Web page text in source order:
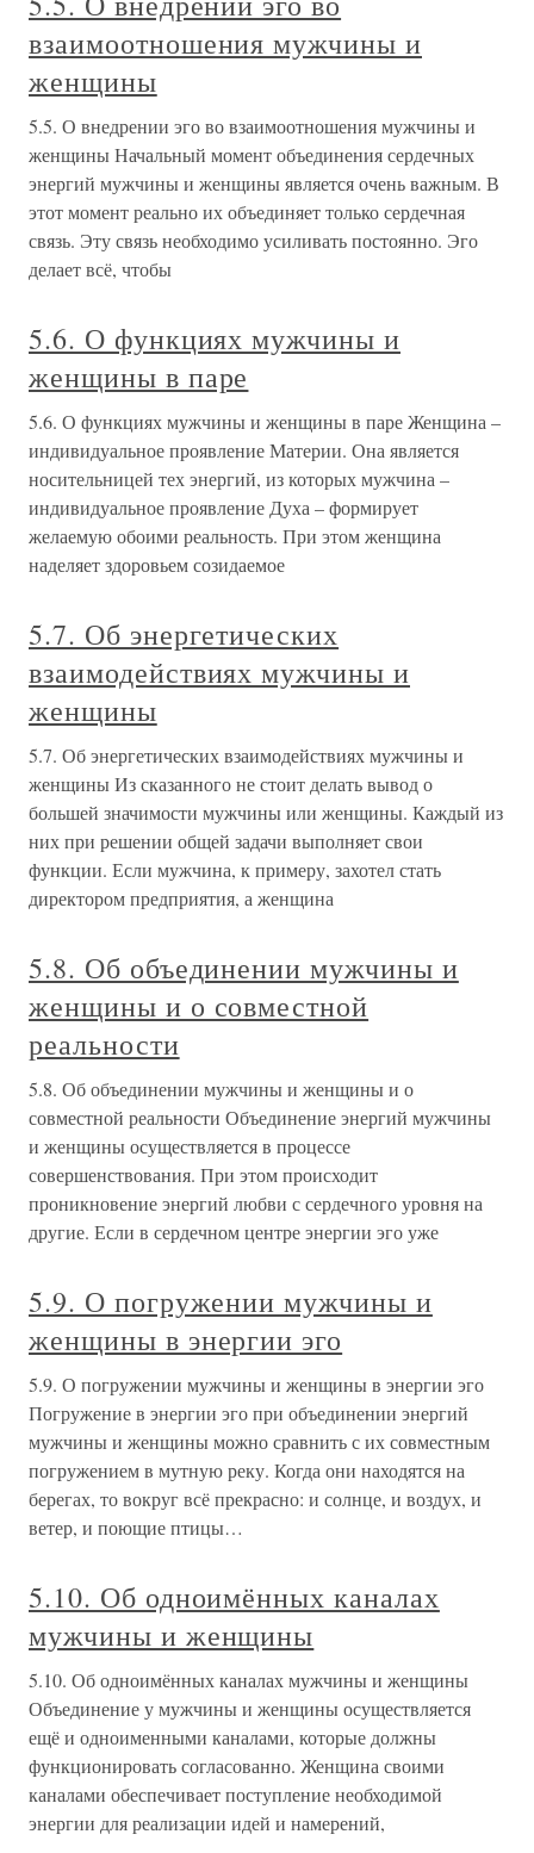
взаимоотношения мужчины и
женщины
5.5. О внедрении эго во взаимоотношения мужчины и
женщины Начальный момент объединения сердечных
энергий мужчины и женщины является очень важным. В
этот момент реально их объединяет только сердечная
связь. Эту связь необходимо усиливать постоянно. Эго
делает всё, чтобы
5.6. О функциях мужчины и
женщины в паре
5.6. О функциях мужчины и женщины в паре Женщина –
индивидуальное проявление Материи. Она является
носительницей тех энергий, из которых мужчина –
индивидуальное проявление Духа – формирует
желаемую обоими реальность. При этом женщина
наделяет здоровьем созидаемое
5.7. Об энергетических
взаимодействиях мужчины и
женщины
5.7. Об энергетических взаимодействиях мужчины и
женщины Из сказанного не стоит делать вывод о
большей значимости мужчины или женщины. Каждый из
них при решении общей задачи выполняет свои
функции. Если мужчина, к примеру, захотел стать
директором предприятия, а женщина
5.8. Об объединении мужчины и
женщины и о совместной
реальности
5.8. Об объединении мужчины и женщины и о
совместной реальности Объединение энергий мужчины
и женщины осуществляется в процессе
совершенствования. При этом происходит
проникновение энергий любви с сердечного уровня на
другие. Если в сердечном центре энергии эго уже
5.9. О погружении мужчины и
женщины в энергии эго
5.9. О погружении мужчины и женщины в энергии эго
Погружение в энергии эго при объединении энергий
мужчины и женщины можно сравнить с их совместным
погружением в мутную реку. Когда они находятся на
берегах, то вокруг всё прекрасно: и солнце, и воздух, и
ветер, и поющие птицы…
5.10. Об одноимённых каналах
мужчины и женщины
5.10. Об одноимённых каналах мужчины и женщины
Объединение у мужчины и женщины осуществляется
ещё и одноименными каналами, которые должны
функционировать согласованно. Женщина своими
каналами обеспечивает поступление необходимой
энергии для реализации идей и намерений,